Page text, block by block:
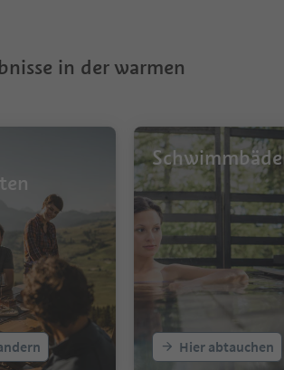
in der warmen
Hier abtauchen